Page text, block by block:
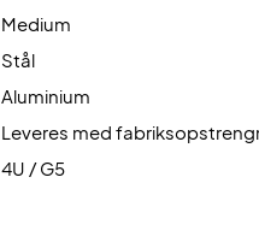
Medium
Stål
Aluminium
Leveres med
4U / G5